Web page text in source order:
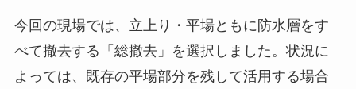
今回の現場では、立上り・平場ともに防水層をす
べて撤去する「総撤去」を選択しました。状況に
よっては、既存の平場部分を残して活用する場合